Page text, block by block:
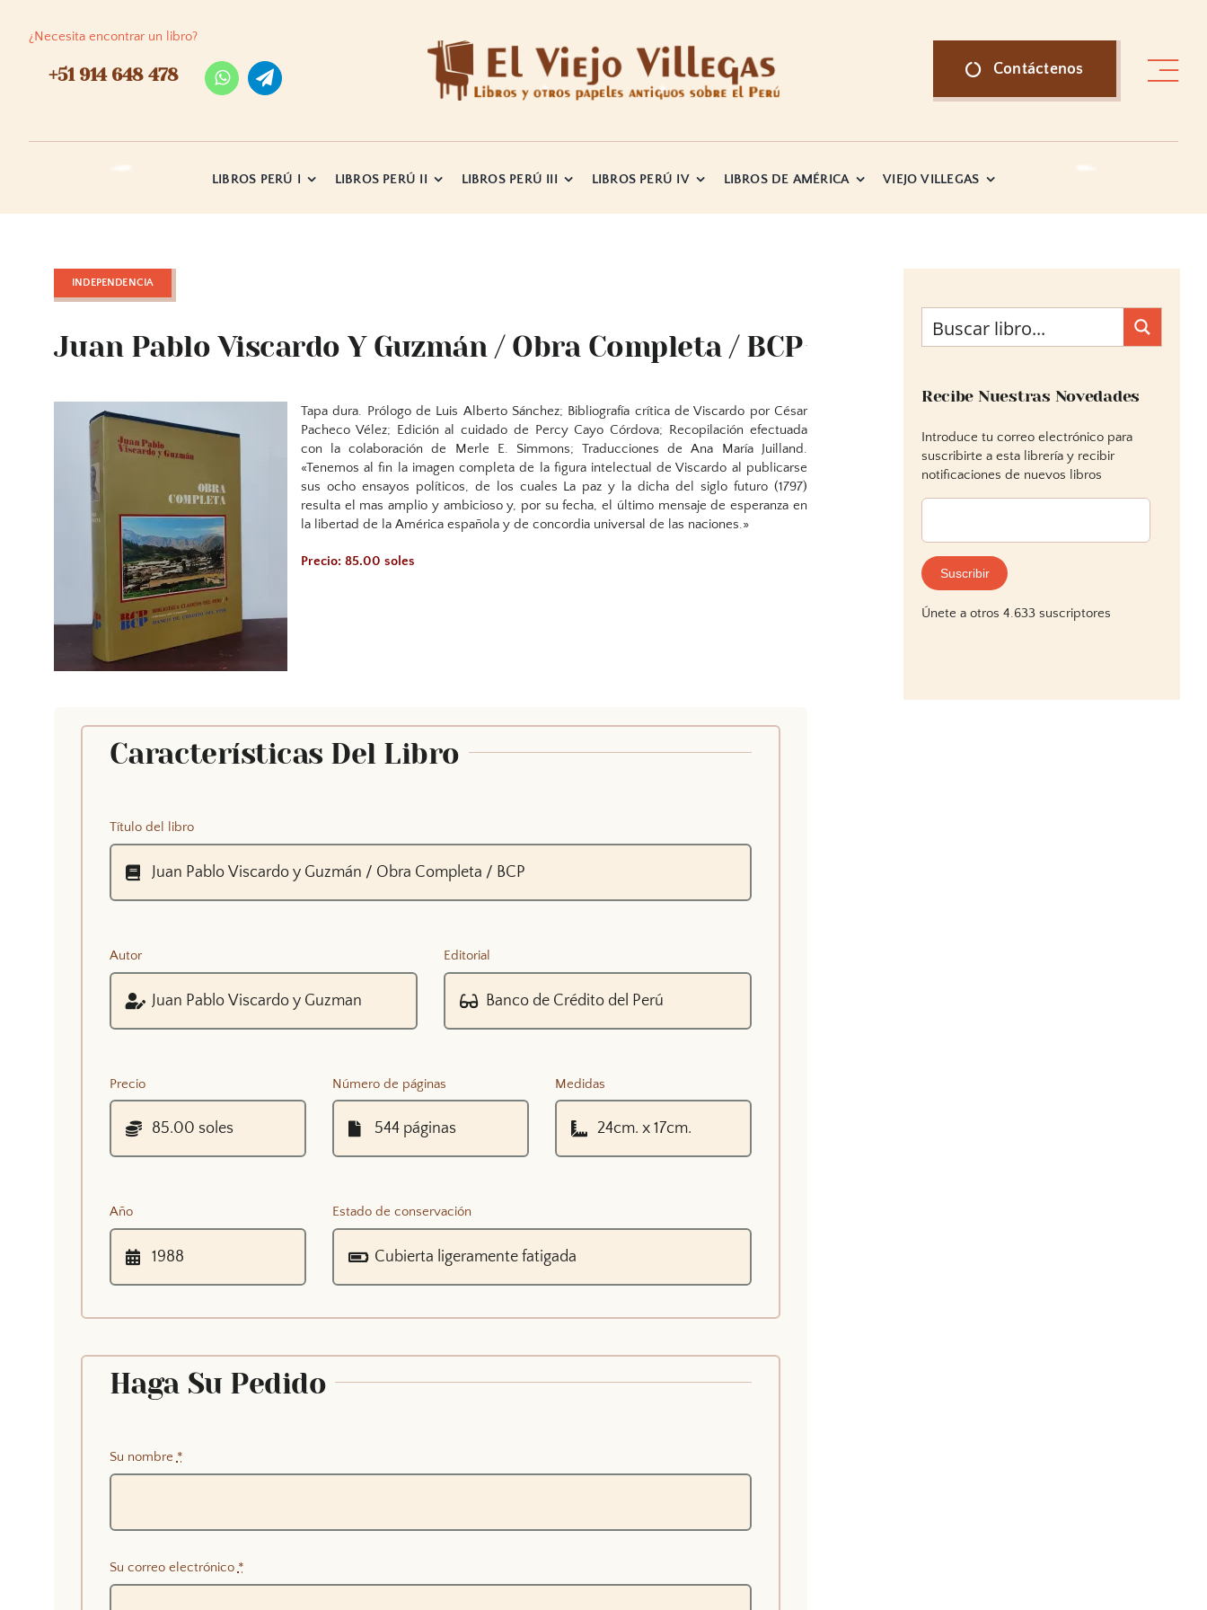
content
¿Necesita encontrar un libro?
+51 914 648 478 Contáctenos
LIBROS PERÚ I LIBROS PERÚ II LIBROS PERÚ III LIBROS PERÚ IV LIBROS DE AMÉRICA VIEJO VILLEGAS
INDEPENDENCIA
Juan Pablo Viscardo Y Guzmán / Obra Completa / BCP
Tapa dura. Prólogo de Luis Alberto Sánchez; Bibliografía crítica de Viscardo por César
Pacheco Vélez; Edición al cuidado de Percy Cayo Córdova; Recopilación efectuada
con la colaboración de Merle E. Simmons; Traducciones de Ana María Juilland.
«Tenemos al fin la imagen completa de la figura intelectual de Viscardo al publicarse
sus ocho ensayos políticos, de los cuales La paz y la dicha del siglo futuro (1797)
resulta el mas amplio y ambicioso y, por su fecha, el último mensaje de esperanza en
la libertad de la América española y de concordia universal de las naciones.»
Precio: 85.00 soles
Características Del Libro
Título del libro
Autor Editorial
Precio Número de páginas Medidas
Año Estado de conservación
Haga Su Pedido
Su nombre *
Su correo electrónico *
Recibe Nuestras Novedades
Introduce tu correo electrónico para
suscribirte a esta librería y recibir
notificaciones de nuevos libros
Dirección
correo
electrónico:
Suscribir
Únete a otros 4.633 suscriptores